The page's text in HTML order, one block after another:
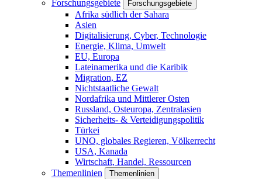
Forschungsgebiete
Forschungsgebiete
Afrika südlich der Sahara
Asien
Digitalisierung, Cyber, Technologie
Energie, Klima, Umwelt
EU, Europa
Lateinamerika und die Karibik
Migration, EZ
Nichtstaatliche Gewalt
Nordafrika und Mittlerer Osten
Russland, Osteuropa, Zentralasien
Sicherheits- & Verteidigungspolitik
Türkei
UNO, globales Regieren, Völkerrecht
USA, Kanada
Wirtschaft, Handel, Ressourcen
Themenlinien
Themenlinien